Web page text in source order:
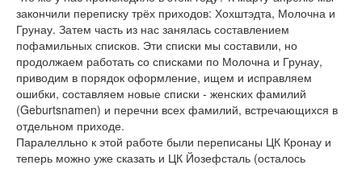
закончили переписку трёх приходов: Хохштэдта, Молочна и
Грунау. Затем часть из нас занялась составлением
пофамильных списков. Эти списки мы составили, но
продолжаем работать со списками по Молочна и Грунау,
приводим в порядок оформление, ищем и исправляем
ошибки, составляем новые списки - женских фамилий
(Geburtsnamen) и перечни всех фамилий, встречающихся в
отдельном приходе.
Паралелльно к этой работе были переписаны ЦК Кронау и
теперь можно уже сказать и ЦК Йозефсталь (осталось